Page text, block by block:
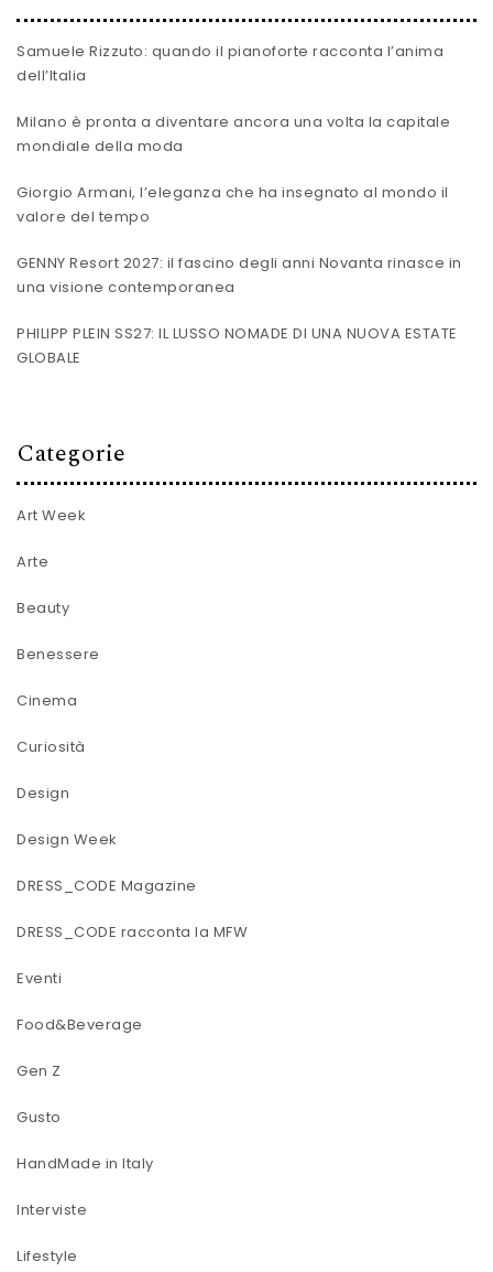
Samuele Rizzuto: quando il pianoforte racconta l’anima
dell’Italia
Milano è pronta a diventare ancora una volta la capitale
mondiale della moda
Giorgio Armani, l’eleganza che ha insegnato al mondo il
valore del tempo
GENNY Resort 2027: il fascino degli anni Novanta rinasce in
una visione contemporanea
PHILIPP PLEIN SS27: IL LUSSO NOMADE DI UNA NUOVA ESTATE
GLOBALE
Categorie
Art Week
Arte
Beauty
Benessere
Cinema
Curiosità
Design
Design Week
DRESS_CODE Magazine
DRESS_CODE racconta la MFW
Eventi
Food&Beverage
Gen Z
Gusto
HandMade in Italy
Interviste
Lifestyle